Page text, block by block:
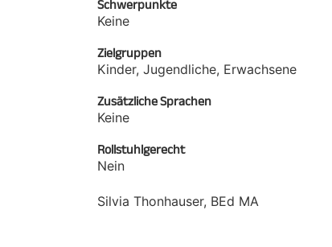
Schwerpunkte
Keine
Zielgruppen
Kinder, Jugendliche, Erwachsene
Zusätzliche Sprachen
Keine
Rollstuhlgerecht
Nein
Silvia Thonhauser, BEd MA